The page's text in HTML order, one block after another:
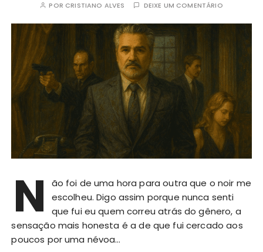
POR CRISTIANO ALVES DEIXE UM COMENTÁRIO
N
ão foi de uma hora para outra que o noir me
escolheu. Digo assim porque nunca senti
que fui eu quem correu atrás do gênero, a
sensação mais honesta é a de que fui cercado aos
poucos por uma névoa…